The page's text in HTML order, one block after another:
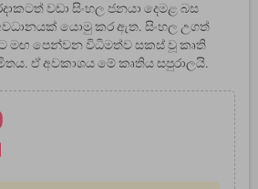
වඩා සිංහල ජනයා දෙමළ බස
යොමු කර ඇත. සිංහල උගත්
මඟ පෙන්වන විධිමත්ව සකස් වූ කෘති
ඒ අවකාශය මේ කෘතිය සපුරාලයි.